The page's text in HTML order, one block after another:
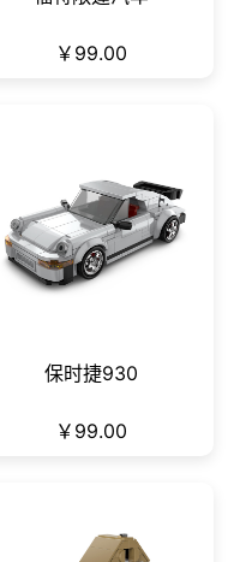
￥99.00
保时捷930
￥99.00